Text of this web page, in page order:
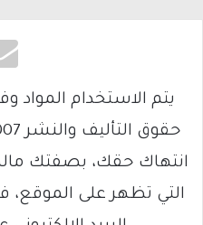
انتهاك حقك، بصفتك
التي تظهر على الموقع،